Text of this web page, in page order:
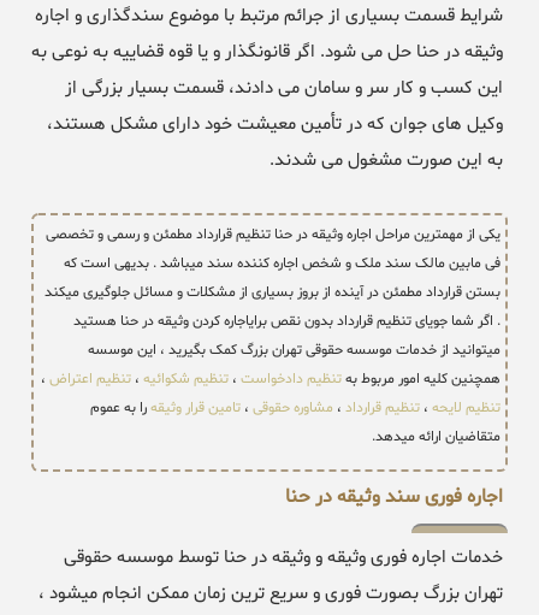
شرایط قسمت بسیاری از جرائم مرتبط با موضوع سندگذاری و اجاره
وثیقه در حنا حل می شود. اگر قانونگذار و یا قوه قضاییه به نوعی به
این کسب و کار سر و سامان می دادند، قسمت بسیار بزرگی از
وکیل های جوان که در تأمین معیشت خود دارای مشکل هستند،
به این صورت مشغول می شدند.
یکی از مهمترین مراحل اجاره وثیقه در حنا تنظیم قرارداد مطمئن و رسمی و تخصصی
فی مابین مالک سند ملک و شخص اجاره کننده سند میباشد . بدیهی است که
بستن قرارداد مطمئن در آینده از بروز بسیاری از مشکلات و مسائل جلوگیری میکند
. اگر شما جویای تنظیم قرارداد بدون نقص برایاجاره کردن وثیقه در حنا هستید
میتوانید از خدمات موسسه حقوقی تهران بزرگ کمک بگیرید ، این موسسه
همچنین کلیه امور مربوط بهتنظیم دادخواست ، تنظیم شکوائیه ، تنظیم اعتراض ،
تنظیم لایحه ، تنظیم قرارداد ، مشاوره حقوقی ، تامین قرار وثیقهرا به عموم
متقاضیان ارائه میدهد.
اجاره فوری سند وثیقه در حنا
خدمات اجاره فوری وثیقه و وثیقه در حنا توسط موسسه حقوقی
تهران بزرگ بصورت فوری و سریع ترین زمان ممکن انجام میشود ،